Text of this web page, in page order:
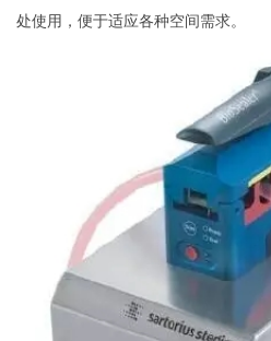
处使用，便于适应各种空间需求。